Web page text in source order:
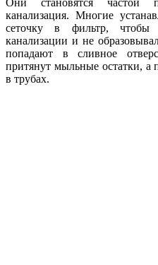
канализация. Многие
сеточку в фильтр,
канализации и не
попадают в сливное
притянут мыльные остатки, а
в трубах.